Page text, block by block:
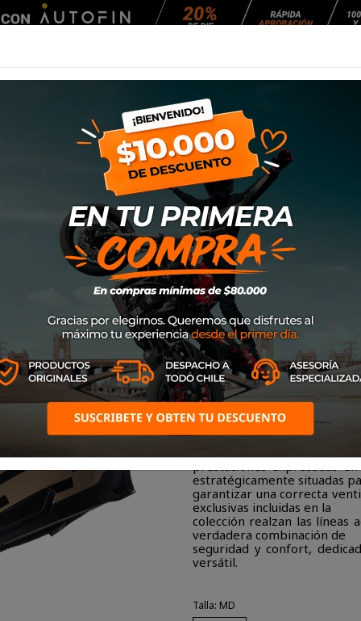
EQUIPAMIENTO NEUMÁTICOS MANTENCIÓN
8 Veloce 348
Casco Nolan
SKUN88001820348
$349.000
Un casco integral con
LexanTM, el policarbonato
resistente del mercado. El
prestaciones expresadas
estratégicamente situadas
garantizar una correcta
exclusivas incluidas en la
colección realzan las líneas
verdadera combinación de
seguridad y confort,
versátil.
Talla: MD